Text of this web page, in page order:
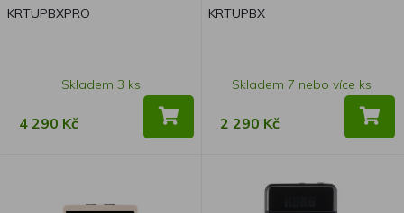
KRTUPBXPRO
Skladem 3 ks
4 290 Kč
KRTUPBX
Skladem 7 nebo více ks
2 290 Kč